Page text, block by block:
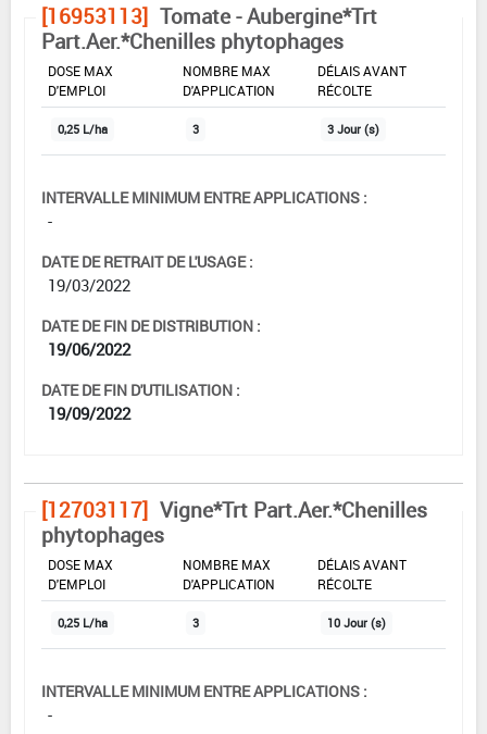
[16953113] Tomate - Aubergine*Trt
Part.Aer.*Chenilles phytophages
DOSE MAX
D'EMPLOI
NOMBRE MAX
D'APPLICATION
DÉLAIS AVANT
RÉCOLTE
0,25 L/ha 3 3 Jour (s)
INTERVALLE MINIMUM ENTRE APPLICATIONS :
-
DATE DE RETRAIT DE L'USAGE :
19/03/2022
DATE DE FIN DE DISTRIBUTION :
19/06/2022
DATE DE FIN D'UTILISATION :
19/09/2022
[12703117] Vigne*Trt Part.Aer.*Chenilles
phytophages
DOSE MAX
D'EMPLOI
NOMBRE MAX
D'APPLICATION
DÉLAIS AVANT
RÉCOLTE
0,25 L/ha 3 10 Jour (s)
INTERVALLE MINIMUM ENTRE APPLICATIONS :
-